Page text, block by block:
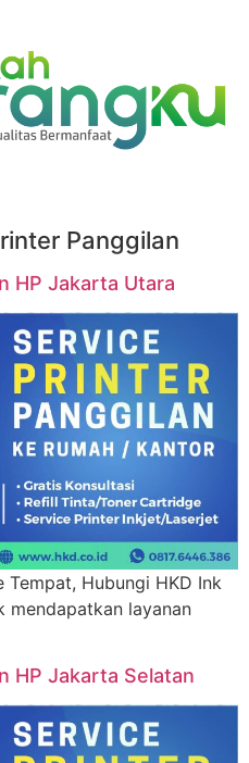
Panggilan
HP Jakarta Utara
Tempat, Hubungi HKD Ink
mendapatkan layanan
HP Jakarta Selatan